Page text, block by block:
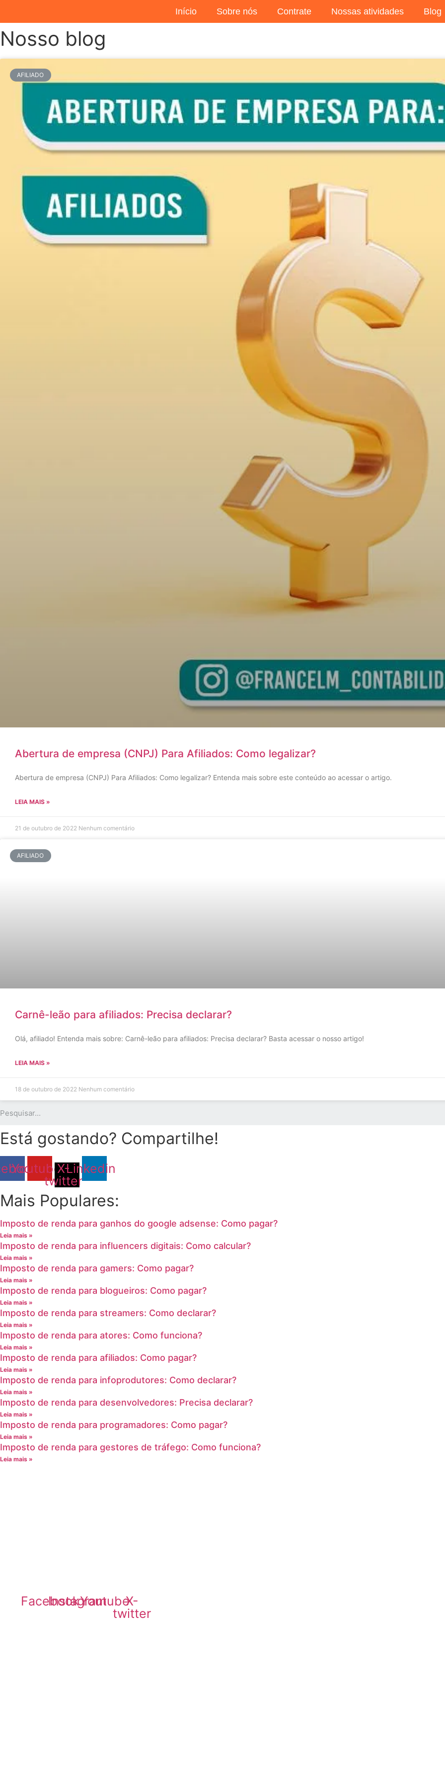
Início Sobre nós Contrate Nossas atividades Blog
Nosso blog
AFILIADO
Abertura de empresa (CNPJ) Para Afiliados: Como legalizar?
Abertura de empresa (CNPJ) Para Afiliados: Como legalizar? Entenda mais sobre este conteúdo ao acessar o artigo.
LEIA MAIS »
21 de outubro de 2022 Nenhum comentário
AFILIADO
Carnê-leão para afiliados: Precisa declarar?
Olá, afiliado! Entenda mais sobre: Carnê-leão para afiliados: Precisa declarar? Basta acessar o nosso artigo!
LEIA MAIS »
18 de outubro de 2022 Nenhum comentário
Está gostando? Compartilhe!
YoutubeX-
twitter
Linkedin
Mais Populares:
Imposto de renda para ganhos do google adsense: Como pagar?
Leia mais »
Imposto de renda para influencers digitais: Como calcular?
Leia mais »
Imposto de renda para gamers: Como pagar?
Leia mais »
Imposto de renda para blogueiros: Como pagar?
Leia mais »
Imposto de renda para streamers: Como declarar?
Leia mais »
Imposto de renda para atores: Como funciona?
Leia mais »
Imposto de renda para afiliados: Como pagar?
Leia mais »
Imposto de renda para infoprodutores: Como declarar?
Leia mais »
Imposto de renda para desenvolvedores: Precisa declarar?
Leia mais »
Imposto de renda para programadores: Como pagar?
Leia mais »
Imposto de renda para gestores de tráfego: Como funciona?
Leia mais »
Facebook
Instagram
YoutubeX-
twitter